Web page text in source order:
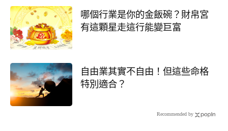
哪個行業是你的金飯碗？財帛宮
有這顆星走這行能變巨富
自由業其實不自由！但這些命格
特別適合？
Recommended by